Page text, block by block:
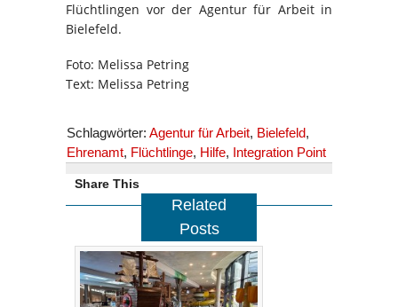
Flüchtlingen vor der Agentur für Arbeit in
Bielefeld.
Foto: Melissa Petring
Text: Melissa Petring
Schlagwörter: Agentur für Arbeit, Bielefeld,
Ehrenamt, Flüchtlinge, Hilfe, Integration Point
Share This
Related
Posts